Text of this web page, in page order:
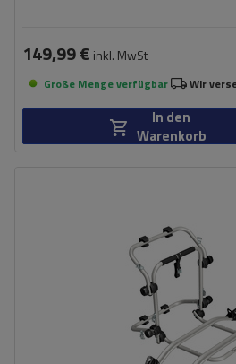
149,99 € inkl. MwSt
Große Menge verfügbar Wir
In den
Warenkorb
45 kg
kompatibel mit Elektrofahrrädern